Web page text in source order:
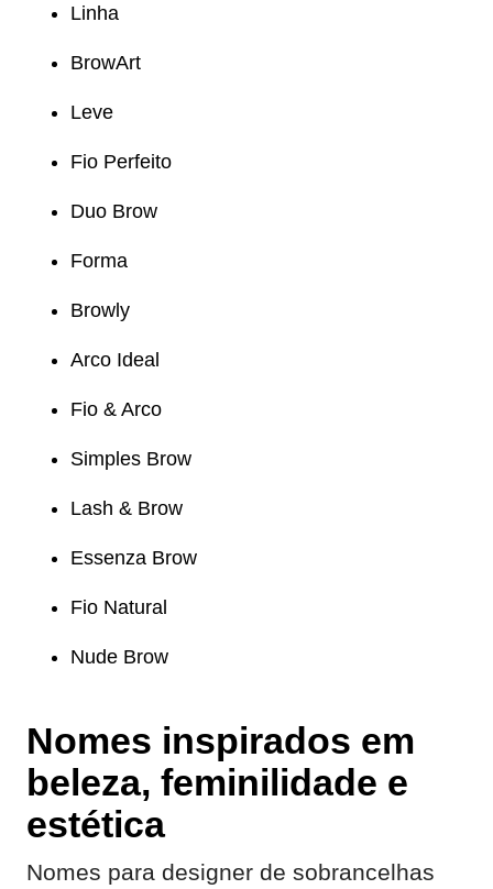
Linha
BrowArt
Leve
Fio Perfeito
Duo Brow
Forma
Browly
Arco Ideal
Fio & Arco
Simples Brow
Lash & Brow
Essenza Brow
Fio Natural
Nude Brow
Nomes inspirados em
beleza, feminilidade e
estética
Nomes para designer de sobrancelhas